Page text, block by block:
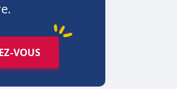
VOUS